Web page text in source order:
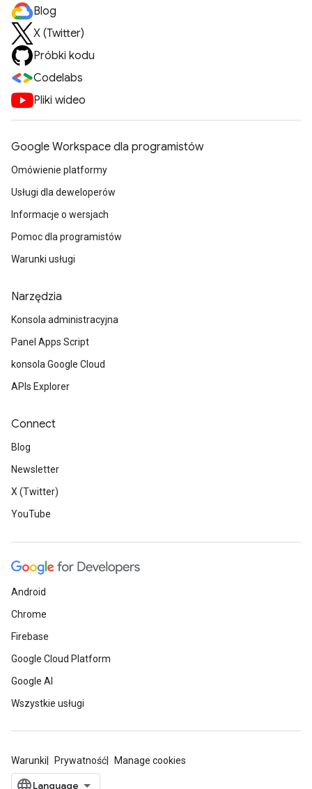
Blog
X (Twitter)
Próbki kodu
Codelabs
Pliki wideo
Google Workspace dla programistów
Omówienie platformy
Usługi dla deweloperów
Informacje o wersjach
Pomoc dla programistów
Warunki usługi
Narzędzia
Konsola administracyjna
Panel Apps Script
konsola Google Cloud
APIs Explorer
Connect
Blog
Newsletter
X (Twitter)
YouTube
Android
Chrome
Firebase
Google Cloud Platform
Google AI
Wszystkie usługi
Warunki Prywatność Manage cookies